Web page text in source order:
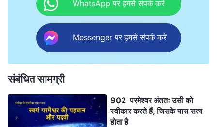
WhatsApp पर हमसे संपर्क करें
Messenger पर हमसे संपर्क करें
संबंधित सामग्री
902 परमेश्वर अंततः उसी को
स्वीकार करते हैं, जिसके पास सत्य
होता है